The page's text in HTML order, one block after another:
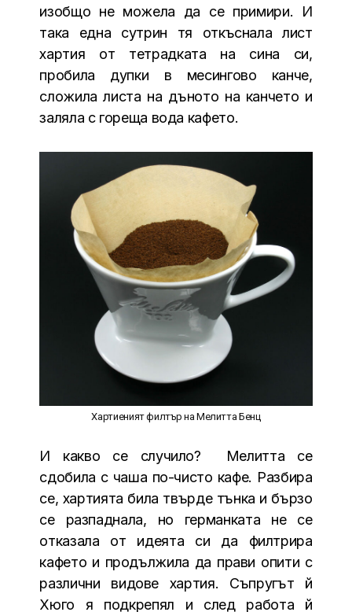
изобщо не можела да се примири. И
така една сутрин тя откъснала лист
хартия от тетрадката на сина си,
пробила дупки в месингово канче,
сложила листа на дъното на канчето и
заляла с гореща вода кафето.
Хартиеният филтър на Мелитта Бенц
И какво се случило? Мелитта се
сдобила с чаша по-чисто кафе. Разбира
се, хартията била твърде тънка и бързо
се разпаднала, но германката не се
отказала от идеята си да филтрира
кафето и продължила да прави опити с
различни видове хартия. Съпругът й
Хюго я подкрепял и след работа й